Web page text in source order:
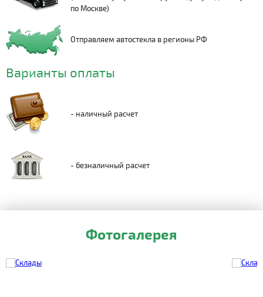
по Москве)
Отправляем автостекла в регионы РФ
Варианты оплаты
- наличный расчет
- безналичный расчет
Фотогалерея